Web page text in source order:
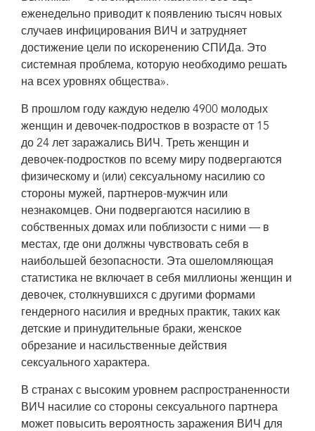
еженедельно приводит к появлению тысяч новых
случаев инфицирования ВИЧ и затрудняет
достижение цели по искоренению СПИДа. Это
системная проблема, которую необходимо решать
на всех уровнях общества».
В прошлом году каждую неделю 4900 молодых
женщин и девочек-подростков в возрасте от 15
до 24 лет заражались ВИЧ. Треть женщин и
девочек-подростков по всему миру подвергаются
физическому и (или) сексуальному насилию со
стороны мужей, партнеров-мужчин или
незнакомцев. Они подвергаются насилию в
собственных домах или поблизости с ними — в
местах, где они должны чувствовать себя в
наибольшей безопасности. Эта ошеломляющая
статистика не включает в себя миллионы женщин и
девочек, столкнувшихся с другими формами
гендерного насилия и вредных практик, таких как
детские и принудительные браки, женское
обрезание и насильственные действия
сексуального характера.
В странах с высоким уровнем распространенности
ВИЧ насилие со стороны сексуального партнера
может повысить вероятность заражения ВИЧ для